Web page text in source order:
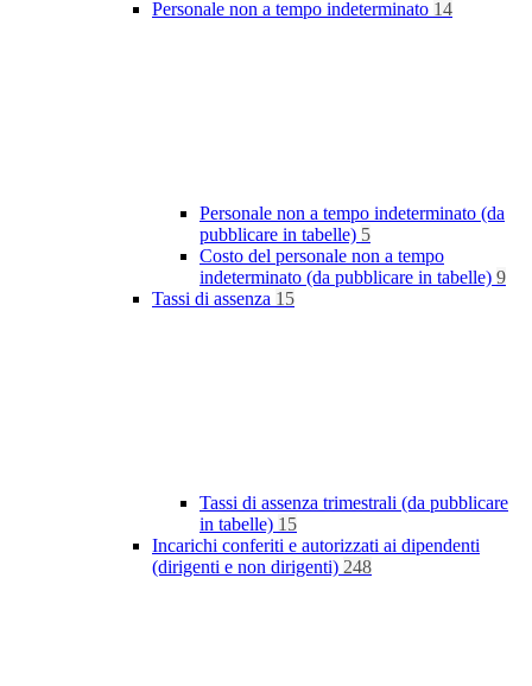
Personale non a tempo indeterminato 14
Personale non a tempo indeterminato (da
pubblicare in tabelle) 5
Costo del personale non a tempo
indeterminato (da pubblicare in tabelle) 9
Tassi di assenza 15
Tassi di assenza trimestrali (da pubblicare
in tabelle) 15
Incarichi conferiti e autorizzati ai dipendenti
(dirigenti e non dirigenti) 248